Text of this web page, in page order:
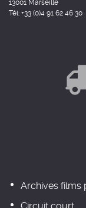
13001 Marseille
Tél: +33 (0)4 91 62 46 30
Archives films
Circuit court